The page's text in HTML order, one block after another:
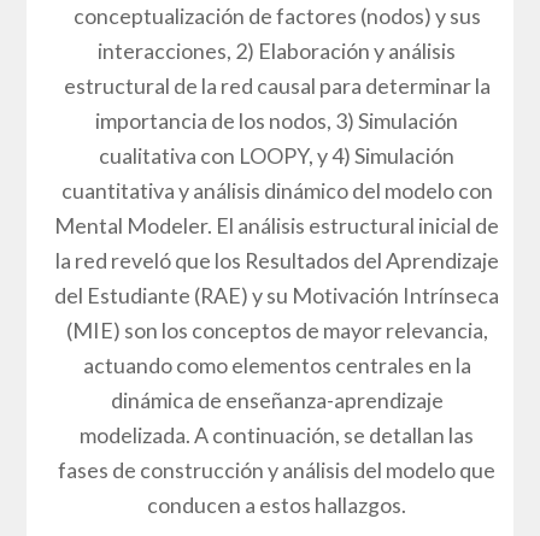
conceptualización de factores (nodos) y sus
interacciones, 2) Elaboración y análisis
estructural de la red causal para determinar la
importancia de los nodos, 3) Simulación
cualitativa con LOOPY, y 4) Simulación
cuantitativa y análisis dinámico del modelo con
Mental Modeler. El análisis estructural inicial de
la red reveló que los Resultados del Aprendizaje
del Estudiante (RAE) y su Motivación Intrínseca
(MIE) son los conceptos de mayor relevancia,
actuando como elementos centrales en la
dinámica de enseñanza-aprendizaje
modelizada. A continuación, se detallan las
fases de construcción y análisis del modelo que
conducen a estos hallazgos.